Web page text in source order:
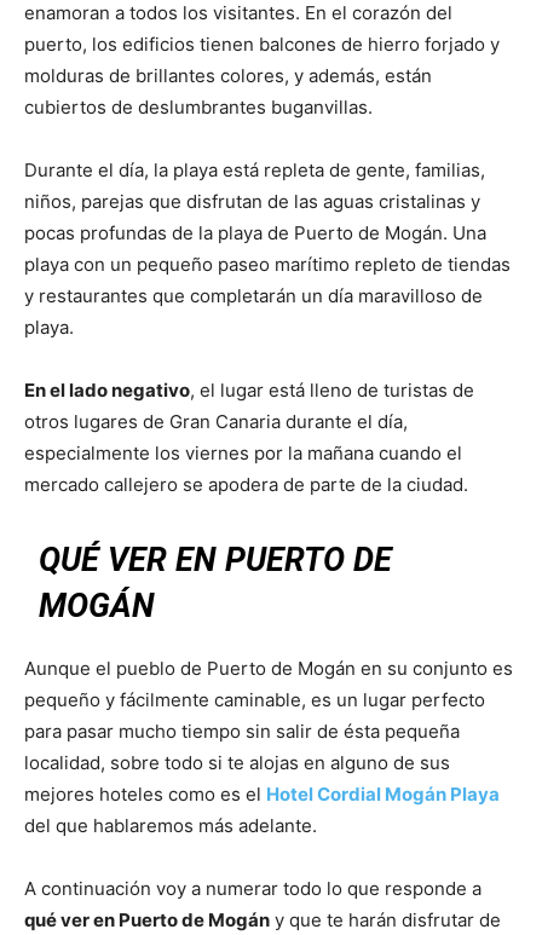
enamoran a todos los visitantes. En el corazón del
puerto, los edificios tienen balcones de hierro forjado y
molduras de brillantes colores, y además, están
cubiertos de deslumbrantes buganvillas.
Durante el día, la playa está repleta de gente, familias,
niños, parejas que disfrutan de las aguas cristalinas y
pocas profundas de la playa de Puerto de Mogán. Una
playa con un pequeño paseo marítimo repleto de tiendas
y restaurantes que completarán un día maravilloso de
playa.
En el lado negativo, el lugar está lleno de turistas de
otros lugares de Gran Canaria durante el día,
especialmente los viernes por la mañana cuando el
mercado callejero se apodera de parte de la ciudad.
QUÉ VER EN PUERTO DE
MOGÁN
Aunque el pueblo de Puerto de Mogán en su conjunto es
pequeño y fácilmente caminable, es un lugar perfecto
para pasar mucho tiempo sin salir de ésta pequeña
localidad, sobre todo si te alojas en alguno de sus
mejores hoteles como es el Hotel Cordial Mogán Playa
del que hablaremos más adelante.
A continuación voy a numerar todo lo que responde a
qué ver en Puerto de Mogán y que te harán disfrutar de